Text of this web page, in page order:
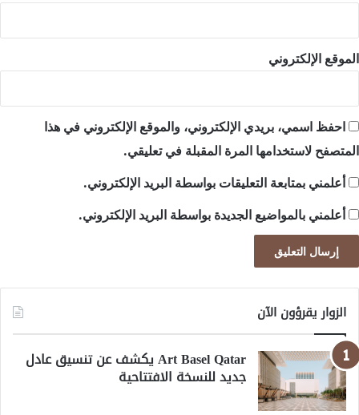
الموقع الإلكتروني
احفظ اسمي، بريدي الإلكتروني، والموقع الإلكتروني في هذا
المتصفح لاستخدامها المرة المقبلة في تعليقي.
أعلمني بمتابعة التعليقات بواسطة البريد الإلكتروني.
أعلمني بالمواضيع الجديدة بواسطة البريد الإلكتروني.
الزوار يقرؤون الآن
Art Basel Qatar يكشف عن تنسيق عادل
جديد للنسخة الافتتاحية